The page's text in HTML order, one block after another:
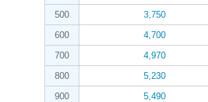
500
3,750
600
4,700
700
4,970
800
5,230
900
5,490